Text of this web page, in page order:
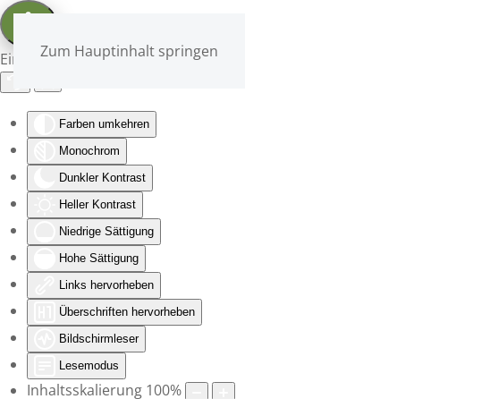
Eingabehilfen öffnen
Farben umkehren
Monochrom
Dunkler Kontrast
Heller Kontrast
Niedrige Sättigung
Hohe Sättigung
Links hervorheben
Überschriften hervorheben
Bildschirmleser
Lesemodus
Inhaltsskalierung 100%
Zum Hauptinhalt springen